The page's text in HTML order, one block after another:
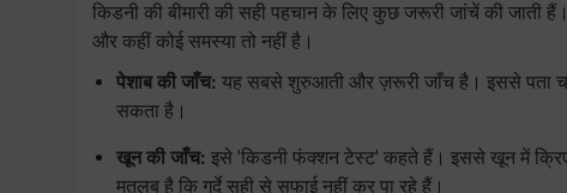
किडनी की बीमारी की सही पहचान के लिए कुछ जरूरी जांचें की जाती
और कहीं कोई समस्या तो नहीं है।
पेशाब की जाँच: यह सबसे शुरुआती और ज़रूरी जाँच है। इससे पता
सकता है।
खून की जाँच: इसे 'किडनी फंक्शन टेस्ट' कहते हैं। इससे खून में
मतलब है कि गुर्दे सही से सफाई नहीं कर पा रहे हैं।